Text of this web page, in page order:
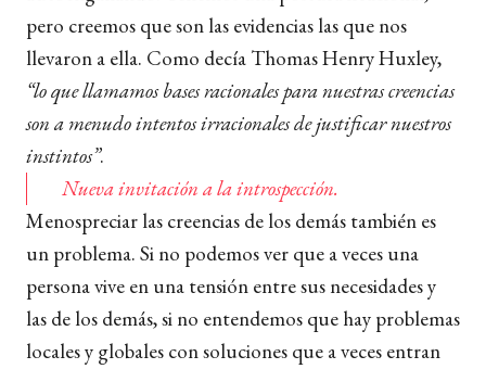
pero creemos que son las evidencias las que nos
llevaron a ella. Como decía Thomas Henry Huxley,
“lo que llamamos bases racionales para nuestras creencias
son a menudo intentos irracionales de justificar nuestros
instintos”.
Nueva invitación a la introspección.
Menospreciar las creencias de los demás también es
un problema. Si no podemos ver que a veces una
persona vive en una tensión entre sus necesidades y
las de los demás, si no entendemos que hay problemas
locales y globales con soluciones que a veces entran